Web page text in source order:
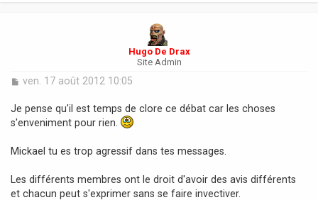
Hugo De Drax
Site Admin
M
s
s
a
e
ven. 17 août 2012 10:05
Je pense qu'il est temps de clore ce débat car les choses
s'enveniment pour rien.
Mickael tu es trop agressif dans tes messages.
Les différents membres ont le droit d'avoir des avis différents
et chacun peut s'exprimer sans se faire invectiver.